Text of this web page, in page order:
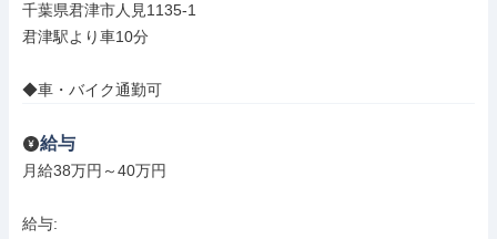
千葉県君津市人見1135-1
君津駅より車10分
◆車・バイク通勤可
給与
月給38万円～40万円
給与: